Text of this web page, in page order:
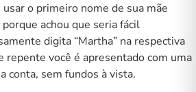
o primeiro nome de sua mãe
achou que seria fácil
digita “Martha” na respectiva
repente você é apresentado com uma
conta, sem fundos à vista.